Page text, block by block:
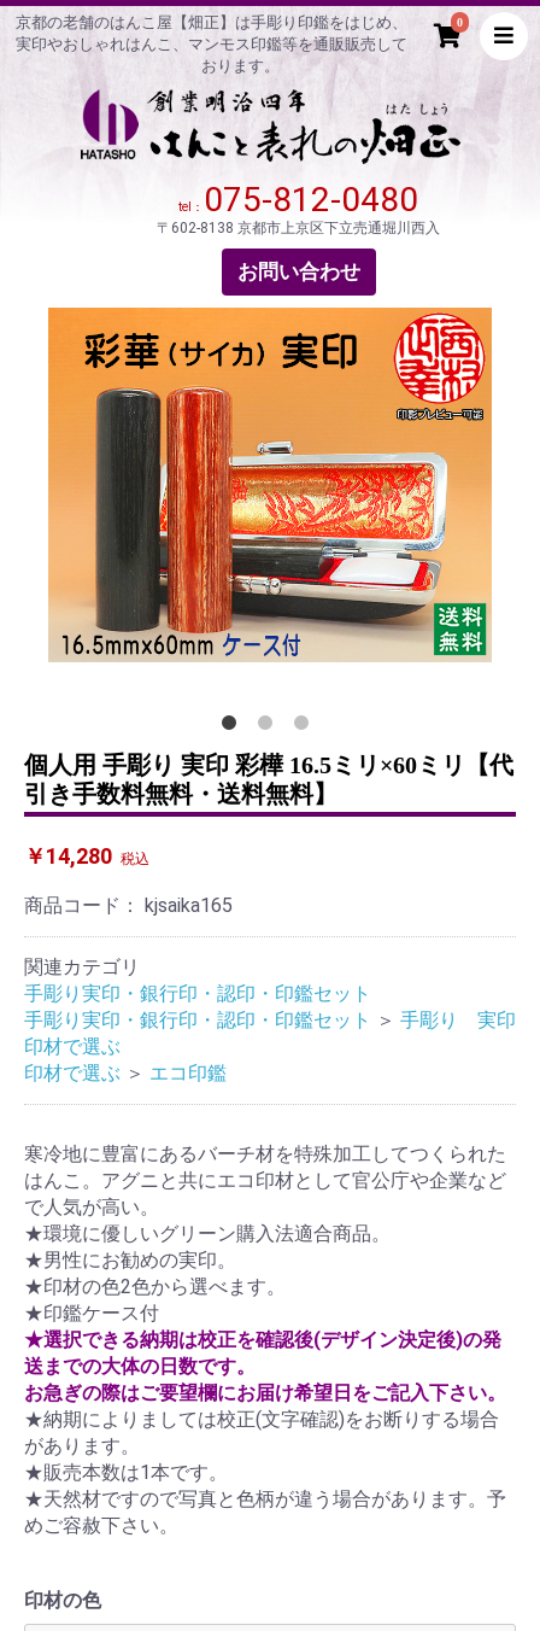
0
京都の老舗のはんこ屋【畑正】は手彫り印鑑をはじめ、
実印やおしゃれはんこ、マンモス印鑑等を通販販売して
おります。
tel： 075-812-0480
〒602-8138 京都市上京区下立売通堀川西入
お問い合わせ
個人用 手彫り 実印 彩樺 16.5ミリ×60ミリ【代
引き手数料無料・送料無料】
￥14,280 税込
商品コード： kjsaika165
関連カテゴリ
手彫り実印・銀行印・認印・印鑑セット
手彫り実印・銀行印・認印・印鑑セット
＞ 手彫り 実印
印材で選ぶ
印材で選ぶ ＞ エコ印鑑
寒冷地に豊富にあるバーチ材を特殊加工してつくられた
はんこ。アグニと共にエコ印材として官公庁や企業など
で人気が高い。
★環境に優しいグリーン購入法適合商品。
★男性にお勧めの実印。
★印材の色2色から選べます。
★印鑑ケース付
★選択できる納期は校正を確認後(デザイン決定後)の発
送までの大体の日数です。
お急ぎの際はご要望欄にお届け希望日をご記入下さい。
★納期によりましては校正(文字確認)をお断りする場合
があります。
★販売本数は1本です。
★天然材ですので写真と色柄が違う場合があります。予
めご容赦下さい。
印材の色